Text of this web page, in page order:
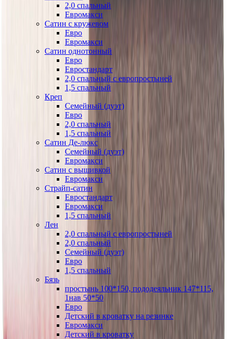
2,0 спальный
Евромакси
Сатин с кружевом
Евро
Евромакси
Сатин однотонный
Евро
Евростандарт
2,0 спальный с европростыней
1,5 спальный
Креп
Семейный (дуэт)
Евро
2,0 спальный
1,5 спальный
Сатин Де-люкс
Семейный (дуэт)
Евромакси
Сатин с вышивкой
Евромакси
Страйп-сатин
Евростандарт
Евромакси
1,5 спальный
Лен
2,0 спальный с европростыней
2,0 спальный
Семейный (дуэт)
Евро
1,5 спальный
Бязь
простынь 100*150, пододеяльник 147*115,
1нав 50*50
Евро
Детский в кроватку на резинке
Евромакси
Детский в кроватку